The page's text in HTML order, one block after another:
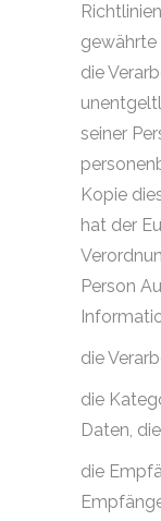
gewährte
die
seiner
Kopie
hat der
Person
die
die
Daten,
die